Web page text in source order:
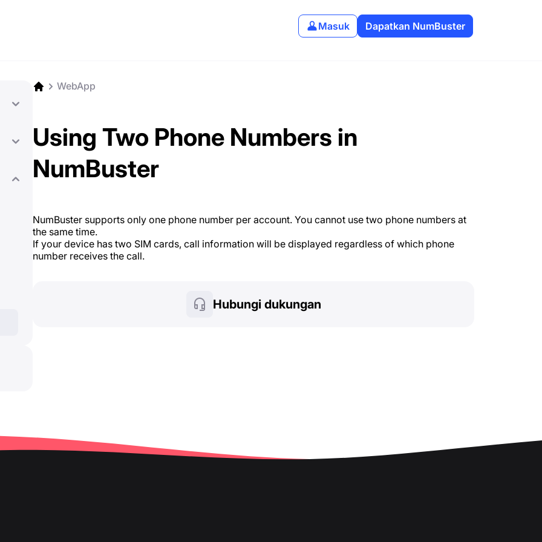
Masuk Dapatkan NumBuster
WebApp
Using Two Phone Numbers in
NumBuster
NumBuster supports only one phone number per account. You cannot use two phone numbers at
the same time.
If your device has two SIM cards, call information will be displayed regardless of which phone
number receives the call.
Hubungi dukungan